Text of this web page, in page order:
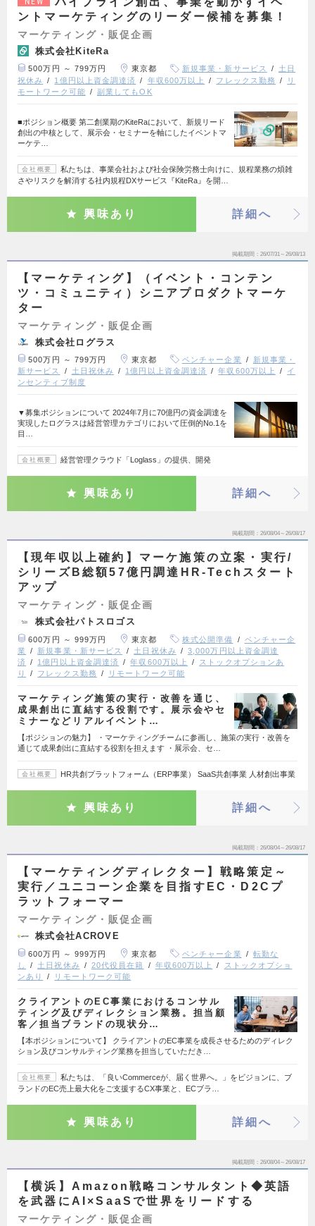
ントマーケティングのリーダー候補を募集！
マーケティング・販促企画
株式会社KiteRa
500万円 ～ 799万円 東京都 新規事業・新サービス
土日
祝休み
1億円以上資金調達済 年収600万以上 フレックス勤務
リ
モートワーク可能
副業してもOK
■ポジション概要 第二創業期のKiteRaにおいて、新規リード
創出の中核として、展示会・セミナーを軸にしたイベントマ
ーケテ…
会社概要
私たちは、事業会社および社会保険労務士向けに、規程業務の煩雑
さやリスクを解消する社内規程DXサービス『KiteRa』を開…
興味あり 詳細へ
掲載期間 26/07/31～26/08/13
【マーケティング】（イベント・コンテン
ツ・コミュニティ）シニアプロダクトマーケ
ター
マーケティング・販促企画
株式会社ログラス
500万円 ～ 799万円 東京都 ベンチャー企業
新規事業・
新サービス
土日祝休み 1億円以上資金調達済 年収600万以上
イ
ンセンティブ制度
▼募集ポジションについて 2024年7月に70億円の資金調達を
実現したログラスは経営管理カテゴリにおいて圧倒的No.1を
目…
会社概要 経営管理クラウド「Loglass」の提供、開発
興味あり 詳細へ
掲載期間 26/08/04～26/08/17
【現年収以上確約】マーケ施策の立案・実行/
シリーズB総額57億円調達HR-Techスタート
アップ
マーケティング・販促企画
株式会社パトスロゴス
600万円 ～ 999万円 東京都 株式公開準備
ベンチャー企
業
新規事業・新サービス 土日祝休み
3,000万円以上資金調達
済
1億円以上資金調達済 年収600万以上
ストックオプションあ
り
フレックス勤務 リモートワーク可能
マーケティング施策の実行・改善を通じ、
成果創出に直結する役割です。展示会やセ
ミナーなどリアルイベント…
【ポジションの魅力】 ・マーケティングチームに参画し、施策の実行・改善を
通じて成果創出に直結する役割を担えます ・展示会、セ…
会社概要 HR共創プラットフォーム（ERP事業） SaaS共創事業 人材創出事業
興味あり 詳細へ
掲載期間 26/08/04～26/08/17
【マーケティングディレクター】戦略策定～
実行／ユニコーン企業を目指すEC・D2Cプ
ラットフォーマー
マーケティング・販促企画
株式会社ACROVE
600万円 ～ 999万円 東京都 ベンチャー企業
転勤な
し
土日祝休み 20代役員在籍 年収600万以上
ストックオプショ
ンあり
リモートワーク可能
クライアントのEC事業におけるコンサル
ティング及びディレクション業務。担当顧
客／担当ブランドの現状分…
【本ポジションについて】 クライアントのEC事業を成長させるためのディレク
ション及びコンサルティング業務を担当していただき…
会社概要
私たちは、「良いCommerceが、届く世界へ。」をビジョンに、ブ
ランドのEC売上最大化をご支援するCX事業と、ECブラ…
興味あり 詳細へ
掲載期間 26/08/04～26/08/17
【横浜】Amazon戦略コンサルタント◆英語
を武器にAI×SaaSで世界をリードする
マーケティング・販促企画